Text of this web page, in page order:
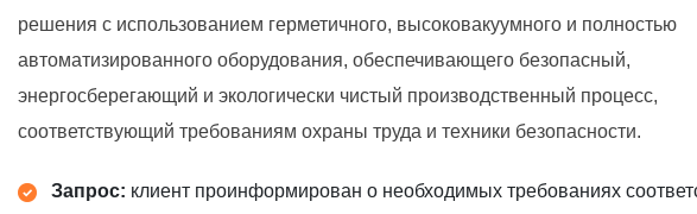
решения с использованием герметичного, высоковакуумного и полностью
автоматизированного оборудования, обеспечивающего безопасный,
энергосберегающий и экологически чистый производственный процесс,
соответствующий требованиям охраны труда и техники безопасности.
Запрос: клиент проинформирован о необходимых требованиях